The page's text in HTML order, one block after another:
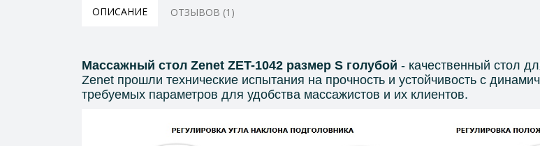
ОПИСАНИЕ ОТЗЫВОВ (1)
Массажный стол Zenet ZET-1042 размер S голубой - качественный стол
Zenet прошли технические испытания на прочность и устойчивость с
требуемых параметров для удобства массажистов и их клиентов.